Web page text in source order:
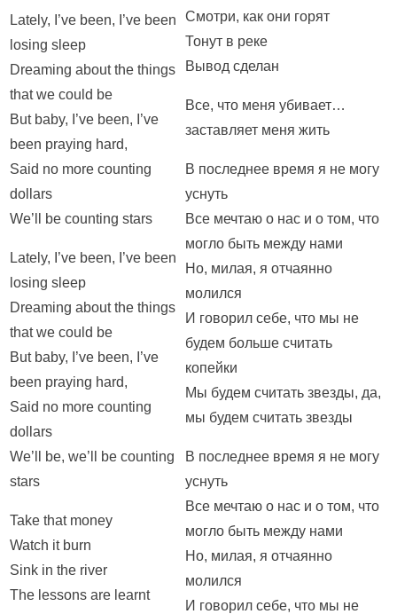
Lately, I’ve been, I’ve been
losing sleep
Dreaming about the things
that we could be
But baby, I’ve been, I’ve
been praying hard,
Said no more counting
dollars
We’ll be counting stars
Lately, I’ve been, I’ve been
losing sleep
Dreaming about the things
that we could be
But baby, I’ve been, I’ve
been praying hard,
Said no more counting
dollars
We’ll be, we’ll be counting
stars
Take that money
Watch it burn
Sink in the river
The lessons are learnt
Смотри, как они горят
Тонут в реке
Вывод сделан
Все, что меня убивает…
заставляет меня жить
В последнее время я не могу
уснуть
Все мечтаю о нас и о том, что
могло быть между нами
Но, милая, я отчаянно
молился
И говорил себе, что мы не
будем больше считать
копейки
Мы будем считать звезды, да,
мы будем считать звезды
В последнее время я не могу
уснуть
Все мечтаю о нас и о том, что
могло быть между нами
Но, милая, я отчаянно
молился
И говорил себе, что мы не